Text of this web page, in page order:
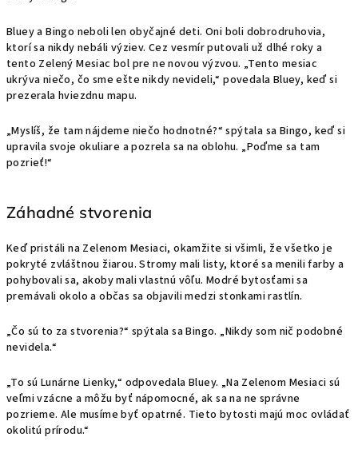
Bluey a Bingo neboli len obyčajné deti. Oni boli dobrodruhovia,
ktorí sa nikdy nebáli výziev. Cez vesmír putovali už dlhé roky a
tento Zelený Mesiac bol pre ne novou výzvou. „Tento mesiac
ukrýva niečo, čo sme ešte nikdy nevideli,“ povedala Bluey, keď si
prezerala hviezdnu mapu.
„Myslíš, že tam nájdeme niečo hodnotné?“ spýtala sa Bingo, keď si
upravila svoje okuliare a pozrela sa na oblohu. „Poďme sa tam
pozrieť!“
Záhadné stvorenia
Keď pristáli na Zelenom Mesiaci, okamžite si všimli, že všetko je
pokryté zvláštnou žiarou. Stromy mali listy, ktoré sa menili farby a
pohybovali sa, akoby mali vlastnú vôľu. Modré bytosťami sa
premávali okolo a občas sa objavili medzi stonkami rastlín.
„Čo sú to za stvorenia?“ spýtala sa Bingo. „Nikdy som nič podobné
nevidela.“
„To sú Lunárne Lienky,“ odpovedala Bluey. „Na Zelenom Mesiaci sú
veľmi vzácne a môžu byť nápomocné, ak sa na ne správne
pozrieme. Ale musíme byť opatrné. Tieto bytosti majú moc ovládať
okolitú prírodu.“